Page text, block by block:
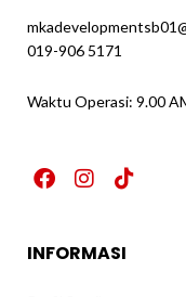
019-906 5171
Waktu Operasi: 9.00
F
a
b
I
n
a
T
i
o
INFORMASI